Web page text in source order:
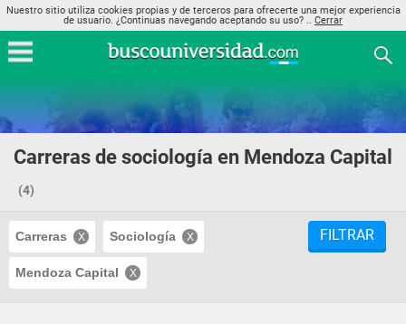
Nuestro sitio utiliza cookies propias y de terceros para ofrecerte una mejor experiencia
de usuario. ¿Continuas navegando aceptando su uso? .. Cerrar
Carreras de sociología en Mendoza Capital
(4)
Carreras Sociología
Mendoza Capital
FILTRAR